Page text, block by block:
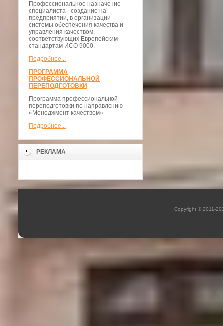
Профессиональное назначение
специалиста - создание на
предприятии, в организации
системы обеспечения качества и
управления качеством,
соответствующих Европейским
стандартам ИСО 9000.
Подробнее...
ПРОГРАММА
ПРОФЕССИОНАЛЬНОЙ
ПЕРЕПОДГОТОВКИ
Программа профессиональной
переподготовки по направлению
«Менеджмент качеством»
Подробнее...
РЕКЛАМА
Copyright © 2011-